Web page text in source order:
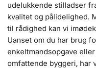
udelukkende stilladser
kvalitet og pålidelighed.
til rådighed kan vi
Uanset om du har brug
enkeltmandsopgave
omfattende byggeri, har